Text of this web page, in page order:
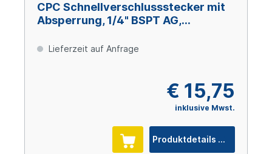
CPC Schnellverschlussstecker mit
Absperrung, 1/4" BSPT AG,
Lieferzeit auf Anfrage
€ 15,75
inklusive Mwst.
Produktdetails